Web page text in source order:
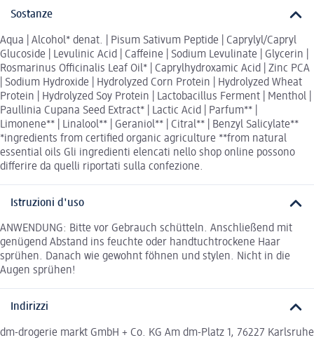
Sostanze
Aqua | Alcohol* denat. | Pisum Sativum Peptide | Caprylyl/Capryl
Glucoside | Levulinic Acid | Caffeine | Sodium Levulinate | Glycerin |
Rosmarinus Officinalis Leaf Oil* | Caprylhydroxamic Acid | Zinc PCA
| Sodium Hydroxide | Hydrolyzed Corn Protein | Hydrolyzed Wheat
Protein | Hydrolyzed Soy Protein | Lactobacillus Ferment | Menthol |
Paullinia Cupana Seed Extract* | Lactic Acid | Parfum** |
Limonene** | Linalool** | Geraniol** | Citral** | Benzyl Salicylate**
*ingredients from certified organic agriculture **from natural
essential oils Gli ingredienti elencati nello shop online possono
differire da quelli riportati sulla confezione.
Istruzioni d'uso
ANWENDUNG: Bitte vor Gebrauch schütteln. Anschließend mit
genügend Abstand ins feuchte oder handtuchtrockene Haar
sprühen. Danach wie gewohnt föhnen und stylen. Nicht in die
Augen sprühen!
Indirizzi
dm-drogerie markt GmbH + Co. KG Am dm-Platz 1, 76227 Karlsruhe